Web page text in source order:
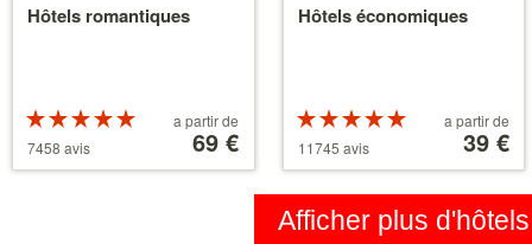
Hôtels romantiques
Evaluation :
5 etoiles sur 5
7458 avis partir
39 €
a partir de
69 €
Hôtels économiques
Evaluation :
5 etoiles sur 5
11745 avis partir
110 €
a partir de
39 €
Afficher plus d'hôtels